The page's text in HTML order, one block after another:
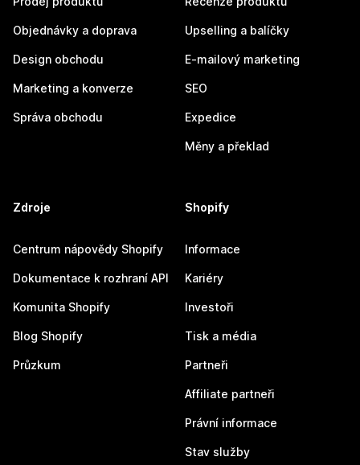
Objednávky a doprava
Design obchodu
Marketing a konverze
Správa obchodu
Upselling a balíčky
E-mailový marketing
SEO
Expedice
Měny a překlad
Zdroje
Centrum nápovědy Shopify
Dokumentace k rozhraní API
Komunita Shopify
Blog Shopify
Průzkum
Shopify
Informace
Kariéry
Investoři
Tisk a média
Partneři
Affiliate partneři
Právní informace
Stav služby